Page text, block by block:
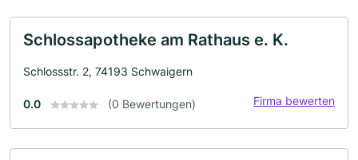
Schlossapotheke am Rathaus e. K.
Schlossstr. 2, 74193 Schwaigern
0.0 (0 Bewertungen) Firma bewerten